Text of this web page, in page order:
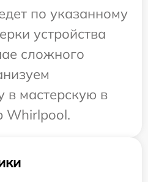
по указанному
устройства
сложного
в мастерскую в
Whirlpool.